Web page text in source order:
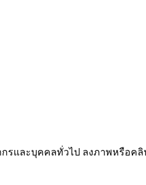
ละบุคคลทั่วไป ลงภาพหรือคลิ